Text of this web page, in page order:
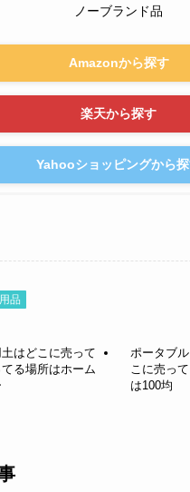
ノーブランド品
Amazonから探す
楽天から探す
Yahooショッピングから
品
はどこに売って
る場所はホーム
ポータブ
こに売っ
は100均